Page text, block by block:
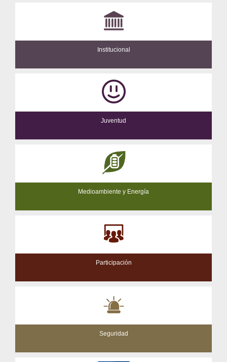
Institucional
Juventud
Medioambiente y Energía
Participación
Seguridad